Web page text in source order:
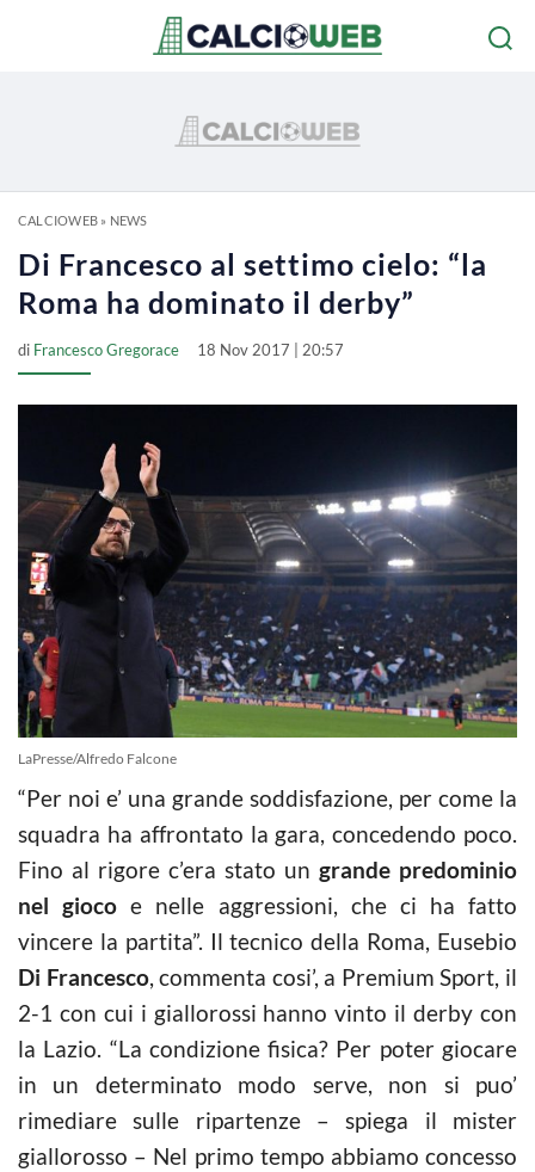
CALCIOWEB» NEWS
Di Francesco al settimo cielo: “la
Roma ha dominato il derby”
di Francesco Gregorace 18 Nov 2017 | 20:57
LaPresse/Alfredo Falcone
“Per noi e’ una grande soddisfazione, per come la
squadra ha affrontato la gara, concedendo poco.
Fino al rigore c’era stato un grande predominio
nel gioco e nelle aggressioni, che ci ha fatto
vincere la partita”. Il tecnico della Roma, Eusebio
Di Francesco, commenta cosi’, a Premium Sport, il
2-1 con cui i giallorossi hanno vinto il derby con
la Lazio. “La condizione fisica? Per poter giocare
in un determinato modo serve, non si puo’
rimediare sulle ripartenze – spiega il mister
giallorosso – Nel primo tempo abbiamo concesso